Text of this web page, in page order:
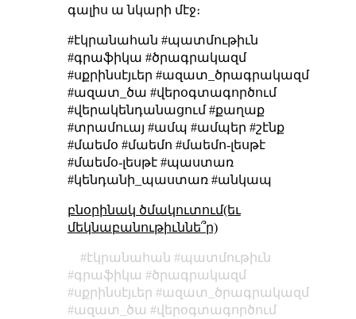
գալիս ա նկարի մէջ։
#էկրանահան #պատմութիւն
#գրաֆիկա #ծրագրակազմ
#սքրինսէյւեր #ազատ_ծրագրակազմ
#ազատ_ծա #վերօգտագործում
#վերակենդանացում #քաղաք
#տրամուայ #ամպ #ամպեր #շէնք
#մաեմօ #մաեմո #մաեմո-լեսթէ
#մաեմօ-լեսթէ #պաստառ
#կենդանի_պաստառ #անկապ
բնօրինակ ծմակուտում(եւ
մեկնաբանութիւննե՞ր)
էկրանահան
պատմութիւն
գրաֆիկա
ծրագրակազմ
սքրինսէյւեր
ազատ_ծրագրակազմ
ազատ_ծա
վերօգտագործում